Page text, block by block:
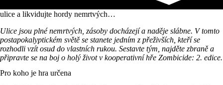
Svět plný zombií v Zombicide: 2. edice! Sestavte tým, prohledávejte
ulice a likvidujte hordy nemrtvých…
Ulice jsou plné nemrtvých, zásoby docházejí a naděje slábne. V tomto
postapokalyptickém světě se stanete jedním z přeživších, kteří se
rozhodli vzít osud do vlastních rukou. Sestavte tým, najděte zbraně a
připravte se na boj o holý život v kooperativní hře Zombicide: 2. edice.
Pro koho je hra určena